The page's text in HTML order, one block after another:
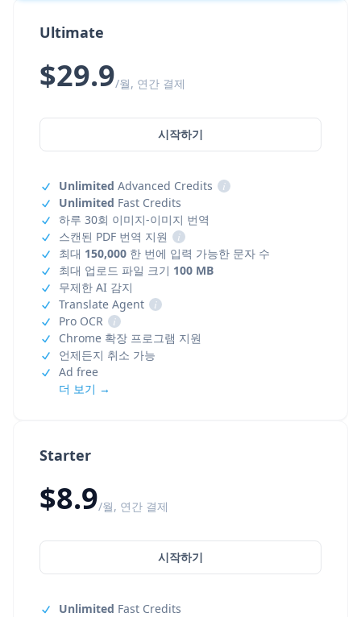
Starter
$8.9/월, 연간 결제
시작하기
Unlimited Fast Credits
Ultimate
$29.9/월, 연간 결제
시작하기
Unlimited Advanced Credits
i
Unlimited Fast Credits
하루 30회 이미지-이미지 번역
스캔된 PDF 번역 지원
i
최대 150,000 한 번에 입력 가능한 문자 수
최대 업로드 파일 크기 100 MB
무제한 AI 감지
Translate Agent
i
Pro OCR
i
Chrome 확장 프로그램 지원
언제든지 취소 가능
Ad free
더 보기 →